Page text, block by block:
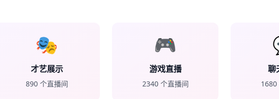
🎭
才艺展示
890个直播间
🎮
游戏直播
2340个直播间
聊
1680